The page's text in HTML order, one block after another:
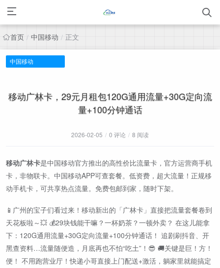
首页 / 中国移动 / 正文
中国移动
移动广林卡，29元月租包120G通用流量+30G定向流
量+100分钟通话
2026-02-05 / 0 评论 / 8 阅读
移动广林卡是中国移动官方推出的高性价比流量卡，官方运营商手机
卡，非物联卡。中国移动APP可查套餐。低资费，超大流量！正规移
动手机卡，可共享热点流量。免费包邮到家，随时下架。
📱广州的宝子们看过来！移动新出的「广林卡」直接把流量套餐卷到
天花板啦～💥 💰29块钱能干嘛？一杯奶茶？一顿外卖？ 在这儿能拿
下：120G通用流量+30G定向流量+100分钟通话！ 追剧刷抖音、开
黑查资料…流量随便造，月底再也不怕“吃土”！😎 🚚关键是巨！方！
便！ 不用跑营业厅！快递小哥直接上门配送+激活，躺家里就能搞定